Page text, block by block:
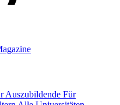
Auszubildende Für